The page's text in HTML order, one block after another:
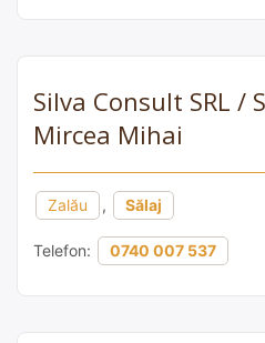
Silva Consult SRL /
Mircea Mihai
Zalău , Sălaj
Telefon: 0740 007 537